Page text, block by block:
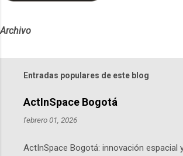
Archivo
Entradas populares de este blog
ActInSpace Bogotá
febrero 01, 2026
ActInSpace Bogotá: innovación espacial